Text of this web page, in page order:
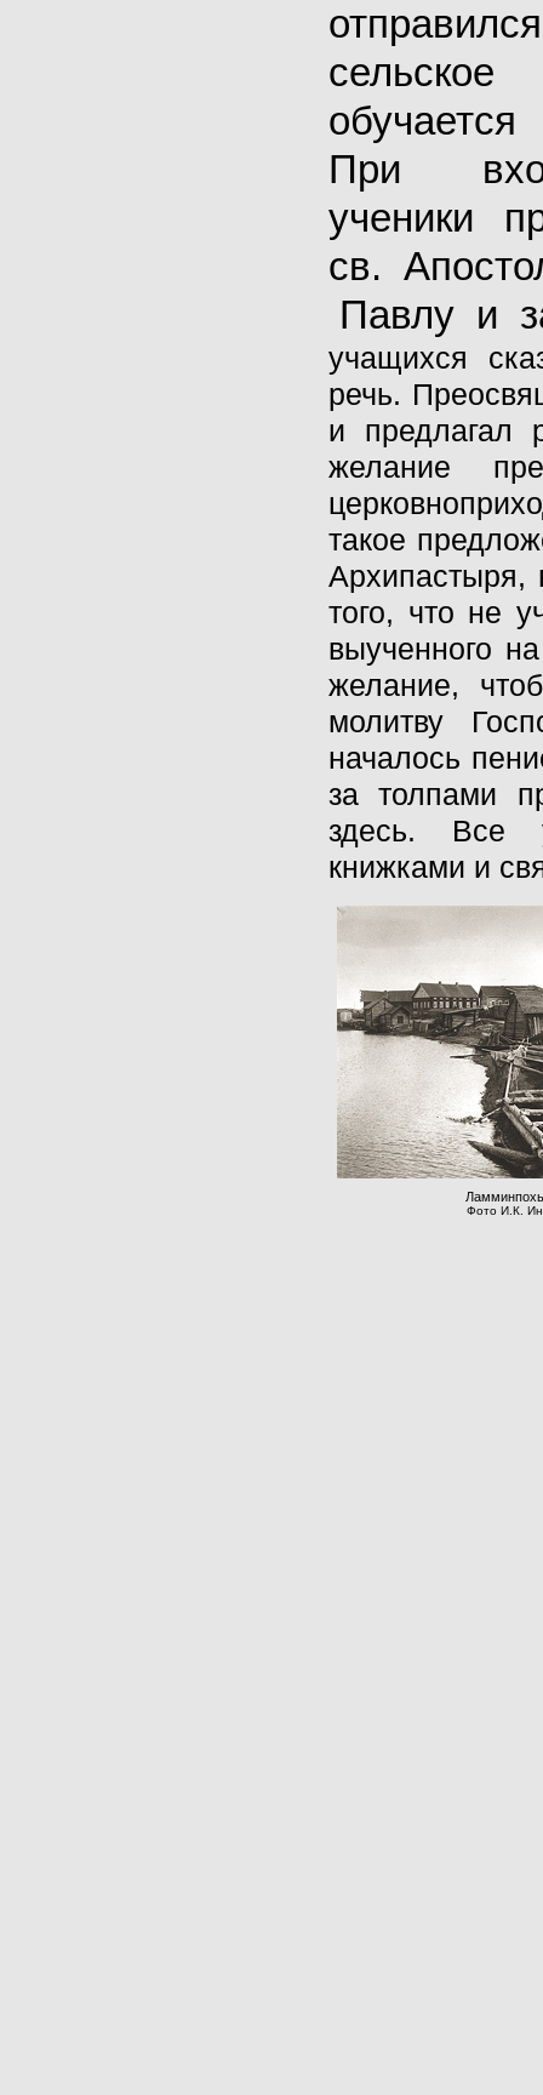
При
ученики
св.
Павлу и
учащихся
речь.
и предлагал
желание
такое
Архипастыря,
того, что не
выученного
желание,
молитву
началось
за толпами
здесь. Все
книжками и
Фото И.К.